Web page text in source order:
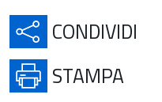
CONDIVIDI
STAMPA